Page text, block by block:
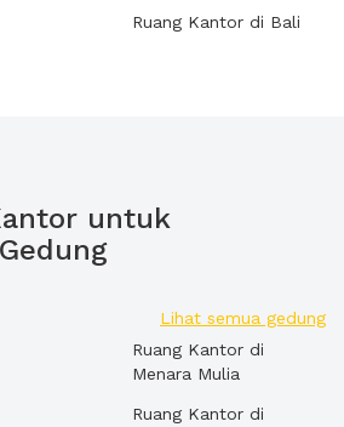
Ruang Kantor di Bali
untuk
Lihat semua gedung
Ruang Kantor di
Menara Mulia
Ruang Kantor di